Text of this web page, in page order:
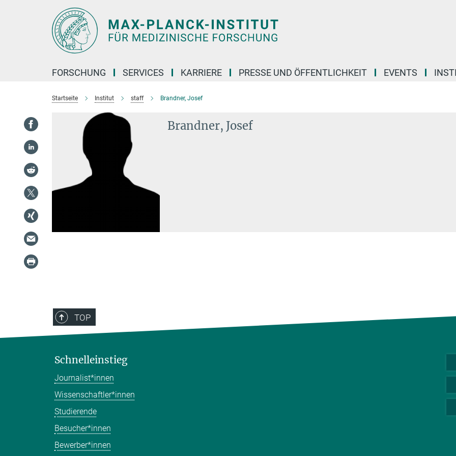
FORSCHUNG SERVICES KARRIERE PRESSE UND ÖFFENTLICHKEIT EVENTS
Startseite Institut staff Brandner, Josef
Brandner, Josef
TOP
Schnelleinstieg
Journalist*innen
Wissenschaftler*innen
Studierende
Besucher*innen
Bewerber*innen